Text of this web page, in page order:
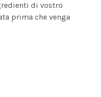
di vostro
prima che venga
IMMANCABILE LA RICETTA